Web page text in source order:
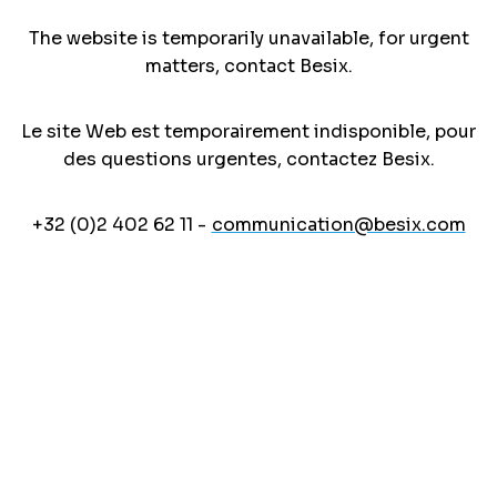
The website is temporarily unavailable, for urgent
matters, contact Besix.
Le site Web est temporairement indisponible, pour
des questions urgentes, contactez Besix.
+32 (0)2 402 62 11 - communication@besix.com